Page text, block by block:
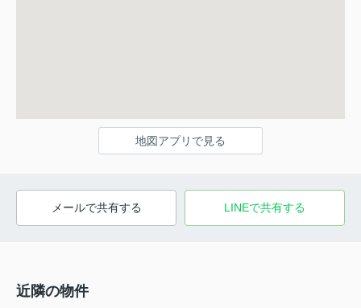
地図アプリで見る
メールで共有する LINEで共有する
近隣の物件